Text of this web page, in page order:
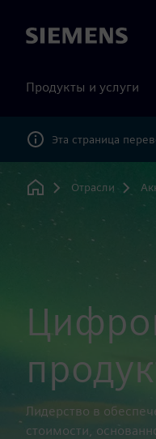
Siemens
Продукты и услуги
Эта страница
Home
Отрасли
Лидерство в
стоимости,